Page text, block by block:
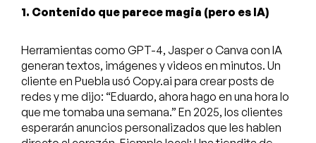
1. Contenido que parece magia (pero es IA)
Herramientas como GPT-4, Jasper o Canva con IA
generan textos, imágenes y videos en minutos. Un
cliente en Puebla usó Copy.ai para crear posts de
redes y me dijo: “Eduardo, ahora hago en una hora lo
que me tomaba una semana.” En 2025, los clientes
esperarán anuncios personalizados que les hablen